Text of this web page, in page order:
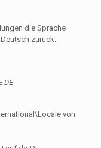
die Sprache
zurück.
DE
von